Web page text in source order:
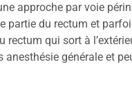
approche par voie
partie du rectum et
rectum qui sort à
anesthésie générale et